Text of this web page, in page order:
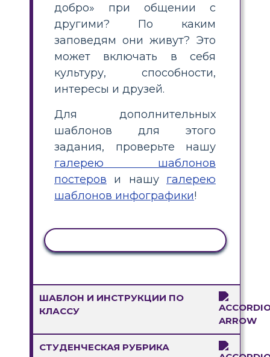
добро» при общении с
другими? По каким
заповедям они живут? Это
может включать в себя
культуру, способности,
интересы и друзей.
Для дополнительных
шаблонов для этого
задания, проверьте нашу
галерею шаблонов
постеров и нашу галерею
шаблонов инфографики!
ШАБЛОН И ИНСТРУКЦИИ ПО
КЛАССУ
СТУДЕНЧЕСКАЯ РУБРИКА